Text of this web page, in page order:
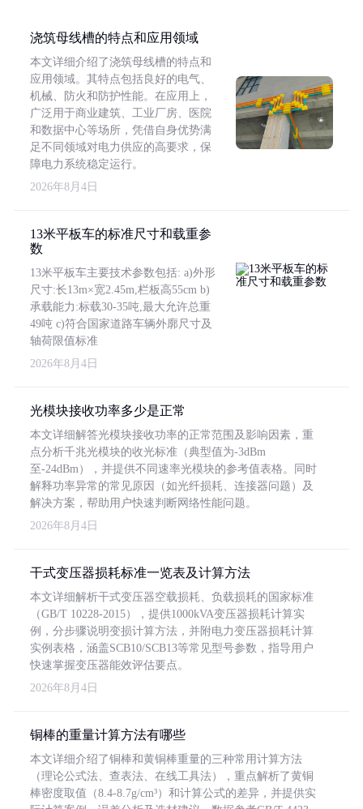
浇筑母线槽的特点和应用领域
本文详细介绍了浇筑母线槽的特点和
应用领域。其特点包括良好的电气、
机械、防火和防护性能。在应用上，
广泛用于商业建筑、工业厂房、医院
和数据中心等场所，凭借自身优势满
足不同领域对电力供应的高要求，保
障电力系统稳定运行。
2026年8月4日
13米平板车的标准尺寸和载重参
数
13米平板车主要技术参数包括: a)外形
尺寸:长13m×宽2.45m,栏板高55cm b)
承载能力:标载30-35吨,最大允许总重
49吨 c)符合国家道路车辆外廓尺寸及
轴荷限值标准
2026年8月4日
光模块接收功率多少是正常
本文详细解答光模块接收功率的正常范围及影响因素，重
点分析千兆光模块的收光标准（典型值为-3dBm
至-24dBm），并提供不同速率光模块的参考值表格。同时
解释功率异常的常见原因（如光纤损耗、连接器问题）及
解决方案，帮助用户快速判断网络性能问题。
2026年8月4日
干式变压器损耗标准一览表及计算方法
本文详细解析干式变压器空载损耗、负载损耗的国家标准
（GB/T 10228-2015），提供1000kVA变压器损耗计算实
例，分步骤说明变损计算方法，并附电力变压器损耗计算
实例表格，涵盖SCB10/SCB13等常见型号参数，指导用户
快速掌握变压器能效评估要点。
2026年8月4日
铜棒的重量计算方法有哪些
本文详细介绍了铜棒和黄铜棒重量的三种常用计算方法
（理论公式法、查表法、在线工具法），重点解析了黄铜
棒密度取值（8.4-8.7g/cm³）和计算公式的差异，并提供实